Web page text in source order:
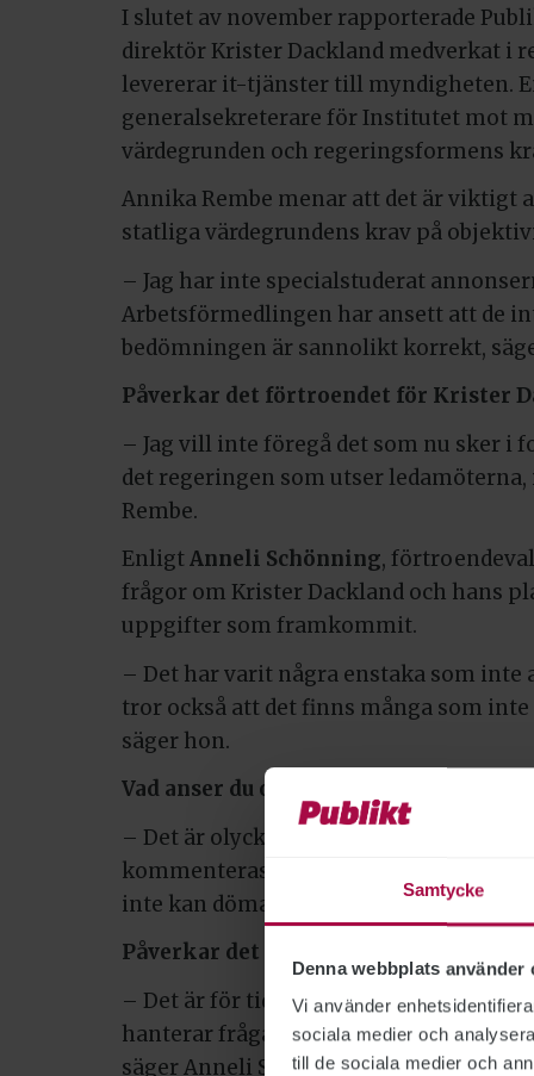
Samtycke
Denna webbplats använder
Vi använder
sociala medier och
till de sociala medier och
I slutet av november rapporterade
direktör Krister Dackland medverkat i
levererar it-tjänster till myndigheten.
generalsekreterare för Institutet mot
värdegrunden och regeringsformens
Annika Rembe menar att det är viktigt
statliga värdegrundens krav på
– Jag har inte specialstuderat
Arbetsförmedlingen har ansett att de
bedömningen är sannolikt korrekt,
Påverkar det förtroendet för Krister
– Jag vill inte föregå det som nu sker i
det regeringen som utser
Rembe.
EnligtAnneli Schönning,
frågor om Krister Dackland och hans
uppgifter som framkommit.
– Det har varit några enstaka som inte
tror också att det finns många som
säger hon.
Vad anser du om beslutet att invänta
– Det är olyckligt att den här frågan
kommenteras från ledningshåll. Sedan
inte kan döma någon ohörd och vill
Påverkar det ert förtroende för
– Det är för tidigt att säga. Det beror
hanterar frågan efter att utredningen
säger Anneli Schönning.